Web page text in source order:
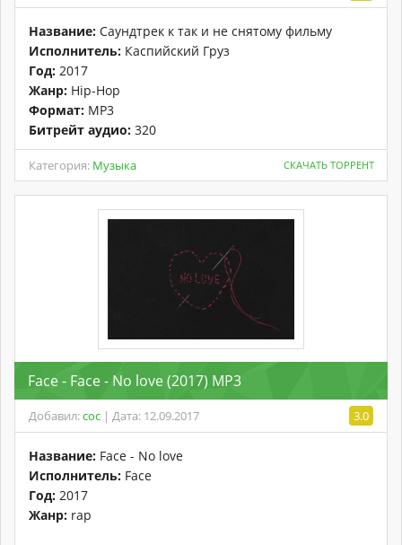
Название: Саундтрек к так и не снятому фильму
Исполнитель: Каспийский Груз
Год: 2017
Жанр: Hip-Hop
Формат: MP3
Битрейт аудио: 320
Категория: Музыка СКАЧАТЬ ТОРРЕНТ
Face - Face - No love (2017) MP3
Добавил:coc | Дата: 12.09.2017 3.0
Название: Face - No love
Исполнитель: Face
Год: 2017
Жанр: rap